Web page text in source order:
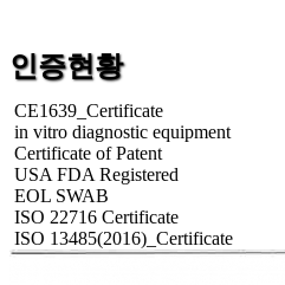
인증현황
CE1639_Certificate
in vitro diagnostic equipment
Certificate of Patent
USA FDA Registered
EOL SWAB
ISO 22716 Certificate
ISO 13485(2016)_Certificate